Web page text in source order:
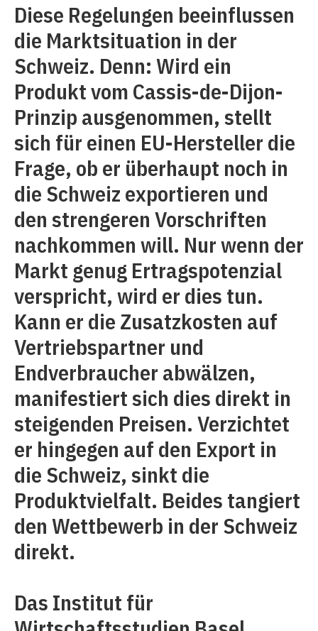
Diese Regelungen beeinflussen
die Marktsituation in der
Schweiz. Denn: Wird ein
Produkt vom Cassis-de-Dijon-
Prinzip ausgenommen, stellt
sich für einen EU-Hersteller die
Frage, ob er überhaupt noch in
die Schweiz exportieren und
den strengeren Vorschriften
nachkommen will. Nur wenn der
Markt genug Ertragspotenzial
verspricht, wird er dies tun.
Kann er die Zusatzkosten auf
Vertriebspartner und
Endverbraucher abwälzen,
manifestiert sich dies direkt in
steigenden Preisen. Verzichtet
er hingegen auf den Export in
die Schweiz, sinkt die
Produktvielfalt. Beides tangiert
den Wettbewerb in der Schweiz
direkt.
Das Institut für